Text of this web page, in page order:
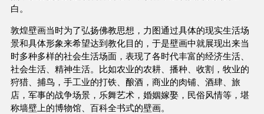
白。
敦煌壁画当时为了弘扬佛教思想，力图通过具体的现实生活场
景和具体形象来希望达到教化目的，于是壁画中就展现出来当
时多种多样的社会生活场面，表现了各时代丰富的经济生活、
社会生活、精神生活。比如农业的农耕、播种、收割，牧业的
狩猎、捕鸟，手工业的打铁、酿酒，商业的肉铺、酒肆、旅
店，军事的战争场景，乐舞艺术，婚姻嫁娶，民俗风情等，堪
称墙壁上的博物馆、百科全书式的壁画。